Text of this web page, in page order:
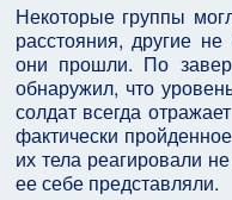
Некоторые группы
расстояния, другие
они прошли. По
обнаружил, что
солдат всегда
фактически
их тела реагировали
ее себе представляли.